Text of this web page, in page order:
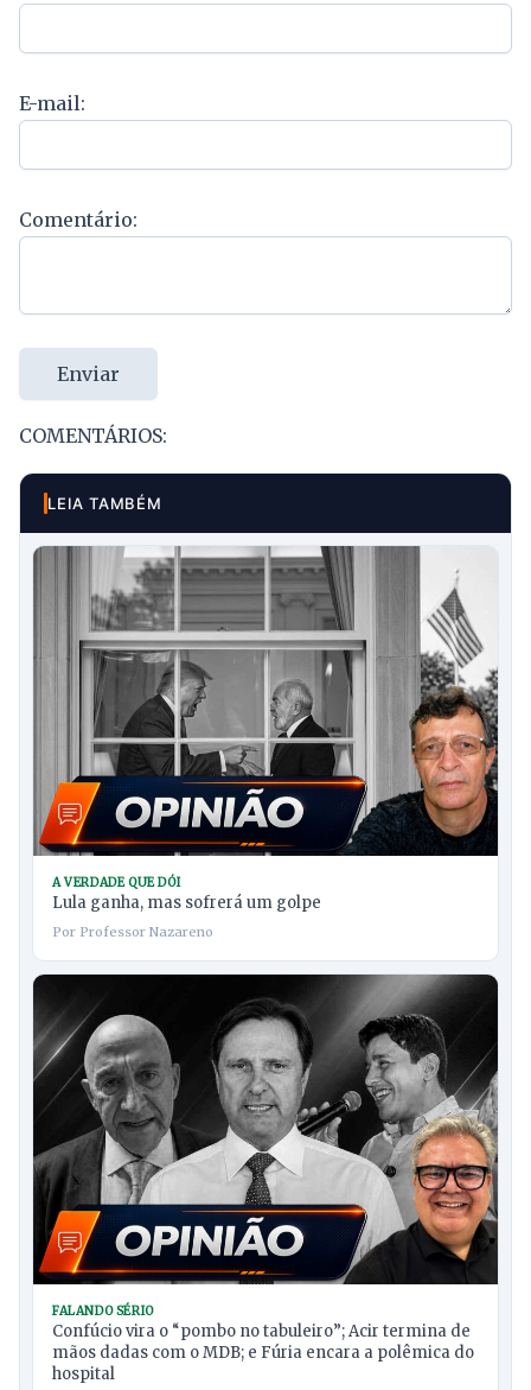
E-mail:
Comentário:
Enviar
COMENTÁRIOS:
LEIA TAMBÉM
A VERDADE QUE DÓI
Lula ganha, mas sofrerá um golpe
Por Professor Nazareno
FALANDO SÉRIO
Confúcio vira o “pombo no tabuleiro”; Acir termina de
mãos dadas com o MDB; e Fúria encara a polêmica do
hospital